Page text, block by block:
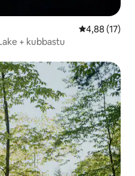
4,88 av 5 i
4,88 (17)
+ kubbastu